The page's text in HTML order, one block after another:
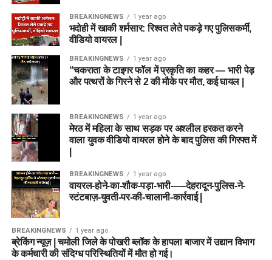
BREAKINGNEWS 1 year ago
भदोही में खाकी शर्मसार: रिश्वत लेते पकड़े गए पुलिसकर्मी,
वीडियो वायरल |
BREAKINGNEWS 1 year ago
“चकराता के टाइगर फॉल में प्रकृति का कहर — भारी पेड़
और पत्थरों के गिरने से 2 की मौके पर मौत, कई घायल |
BREAKINGNEWS 1 year ago
मेरठ में महिला के साथ सड़क पर अश्लील हरकत करने
वाला युवक वीडियो वायरल होने के बाद पुलिस की गिरफ्त में
BREAKINGNEWS 1 year ago
वायरल-होने-का-शौक-पड़ा-भारी-—-देहरादून-पुलिस-ने-
स्टंटबाज़-युवती-पर-की-चालानी-कार्रवाई |
BREAKINGNEWS 1 year ago
ब्रेकिंग न्यूज़ | चमोली जिले के पोखरी ब्लॉक के हापला बाजार में उद्यान विभाग
के कर्मचारी की संदिग्ध परिस्थितियों में मौत हो गई।